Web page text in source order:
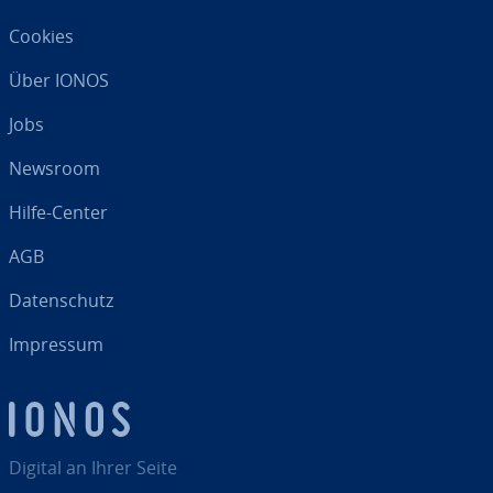
Digital an Ihrer Seite
Cookies
Über IONOS
Jobs
Newsroom
Hilfe-Center
AGB
Da­ten­schutz
Impressum